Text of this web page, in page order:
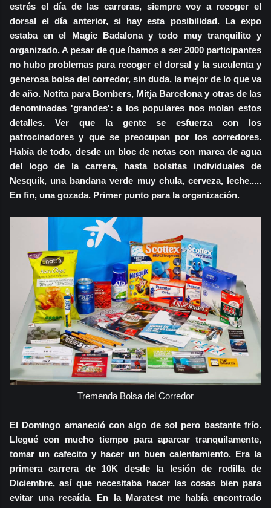
estrés el día de las carreras, siempre voy a recoger el
dorsal el día anterior, si hay esta posibilidad. La expo
estaba en el Magic Badalona y todo muy tranquilito y
organizado. A pesar de que íbamos a ser 2000 participantes
no hubo problemas para recoger el dorsal y la suculenta y
generosa bolsa del corredor, sin duda, la mejor de lo que va
de año. Notita para Bombers, Mitja Barcelona y otras de las
denominadas 'grandes': a los populares nos molan estos
detalles. Ver que la gente se esfuerza con los
patrocinadores y que se preocupan por los corredores.
Había de todo, desde un bloc de notas con marca de agua
del logo de la carrera, hasta bolsitas individuales de
Nesquik, una bandana verde muy chula, cerveza, leche.....
En fin, una gozada. Primer punto para la organización.
Tremenda Bolsa del Corredor
El Domingo amaneció con algo de sol pero bastante frío.
Llegué con mucho tiempo para aparcar tranquilamente,
tomar un cafecito y hacer un buen calentamiento. Era la
primera carrera de 10K desde la lesión de rodilla de
Diciembre, así que necesitaba hacer las cosas bien para
evitar una recaída. En la Maratest me había encontrado